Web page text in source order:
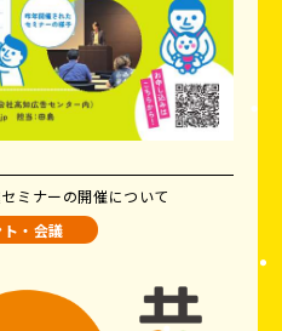
ミナーの開催について
・会議